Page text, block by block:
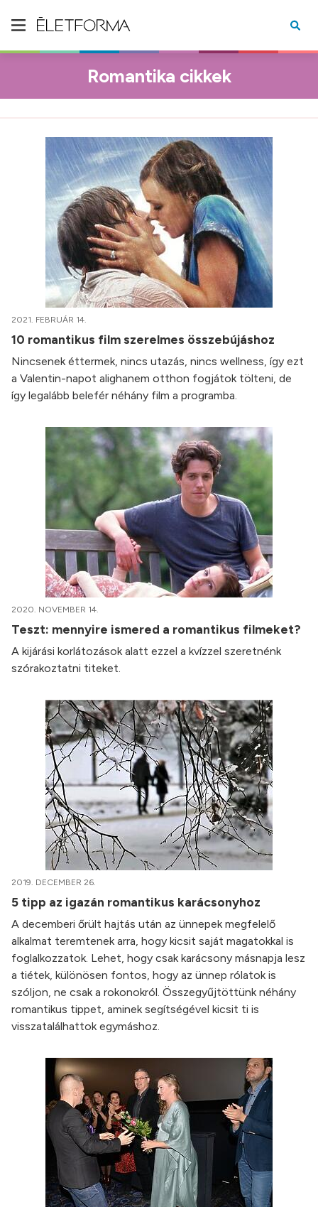
Romantika cikkek
2021. FEBRUÁR 14.
10 romantikus film szerelmes összebújáshoz
Nincsenek éttermek, nincs utazás, nincs wellness, így ezt
a Valentin-napot alighanem otthon fogjátok tölteni, de
így legalább belefér néhány film a programba.
2020. NOVEMBER 14.
Teszt: mennyire ismered a romantikus filmeket?
A kijárási korlátozások alatt ezzel a kvízzel szeretnénk
szórakoztatni titeket.
2019. DECEMBER 26.
5 tipp az igazán romantikus karácsonyhoz
A decemberi őrült hajtás után az ünnepek megfelelő
alkalmat teremtenek arra, hogy kicsit saját magatokkal is
foglalkozzatok. Lehet, hogy csak karácsony másnapja lesz
a tiétek, különösen fontos, hogy az ünnep rólatok is
szóljon, ne csak a rokonokról. Összegyűjtöttünk néhány
romantikus tippet, aminek segítségével kicsit ti is
visszatalálhattok egymáshoz.